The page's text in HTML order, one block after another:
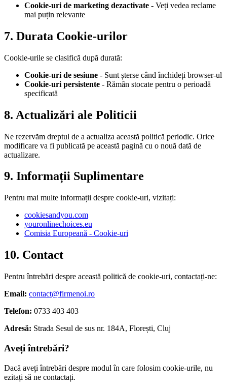
Cookie-uri de marketing dezactivate - Veți vedea reclame
mai puțin relevante
7. Durata Cookie-urilor
Cookie-urile se clasifică după durată:
Cookie-uri de sesiune - Sunt șterse când închideți browser-ul
Cookie-uri persistente - Rămân stocate pentru o perioadă
specificată
8. Actualizări ale Politicii
Ne rezervăm dreptul de a actualiza această politică periodic. Orice
modificare va fi publicată pe această pagină cu o nouă dată de
actualizare.
9. Informații Suplimentare
Pentru mai multe informații despre cookie-uri, vizitați:
cookiesandyou.com
youronlinechoices.eu
Comisia Europeană - Cookie-uri
10. Contact
Pentru întrebări despre această politică de cookie-uri, contactați-ne:
Email: contact@firmenoi.ro
Telefon: 0733 403 403
Adresă: Strada Sesul de sus nr. 184A, Florești, Cluj
Aveți întrebări?
Dacă aveți întrebări despre modul în care folosim cookie-urile, nu
ezitați să ne contactați.